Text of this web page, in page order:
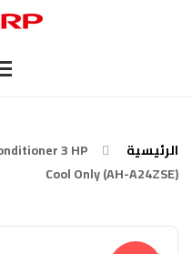
الرئيسية
3 HP
Cool Only (AH-A24ZSE)